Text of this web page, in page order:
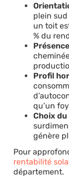
plein
un toit
% du
Profil
qu’un
Choix
génère
Pour
rentabilité
département.